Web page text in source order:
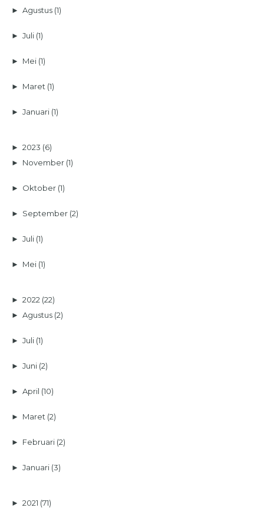
►Agustus (1)
►Juli (1)
► Mei (1)
► Maret (1)
►Januari (1)
►2023 (6)
► November (1)
► Oktober (1)
► September (2)
►Juli (1)
► Mei (1)
►2022 (22)
►Agustus (2)
►Juli (1)
►Juni (2)
►April (10)
► Maret (2)
► Februari (2)
►Januari (3)
►2021 (71)